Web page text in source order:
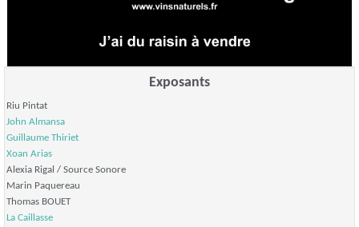
Exposants
Riu Pintat
John Almansa
Guillaume Thiriet
Xoan Arias
Alexia Rigal / Source Sonore
Marin Paquereau
Thomas BOUET
La Caillasse